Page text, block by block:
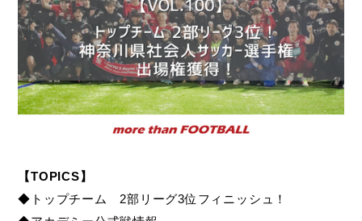
【TOPICS】
◆トップチーム 2部リーグ3位フィニッシュ！